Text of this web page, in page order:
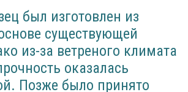
был изготовлен из
существующей
из-за ветреного климата
оказалась
Позже было принято